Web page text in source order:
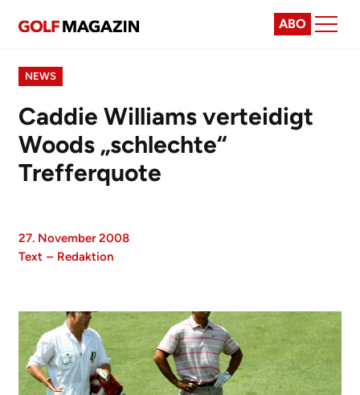
ABO
NEWS
Caddie Williams verteidigt
Woods „schlechte“
Trefferquote
27. November 2008
Text – Redaktion